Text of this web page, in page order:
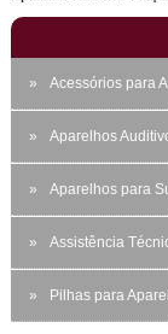
Acessórios para
Aparelhos
Aparelhos para
Assistência
Pilhas para